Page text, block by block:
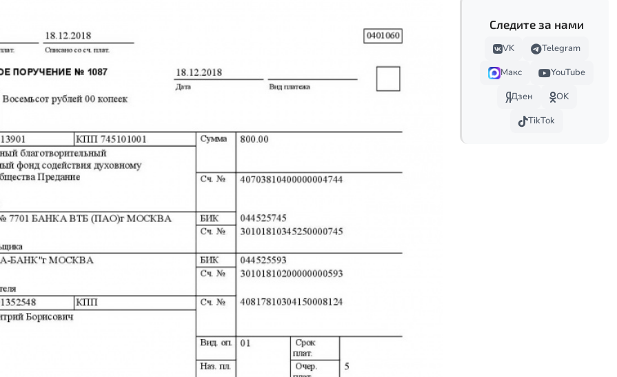
Следите за нами
VK
Telegram
Макс
YouTube
Дзен
OK
TikTok